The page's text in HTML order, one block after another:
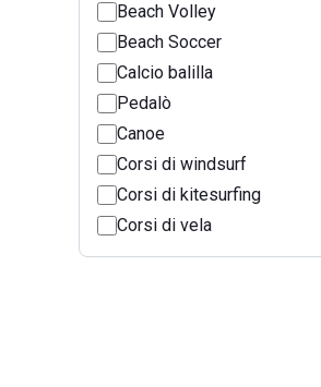
Beach Volley
Beach Soccer
Calcio balilla
Pedalò
Canoe
Corsi di windsurf
Corsi di kitesurfing
Corsi di vela